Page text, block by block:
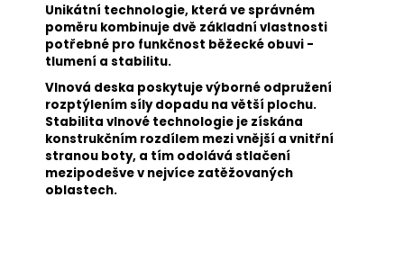
Unikátní technologie, která ve správném
poměru kombinuje dvě základní vlastnosti
potřebné pro funkčnost běžecké obuvi -
tlumení a stabilitu.
Vlnová deska poskytuje výborné odpružení
rozptýlením síly dopadu na větší plochu.
Stabilita vlnové technologie je získána
konstrukčním rozdílem mezi vnější a vnitřní
stranou boty, a tím odolává stlačení
mezipodešve v nejvíce zatěžovaných
oblastech.